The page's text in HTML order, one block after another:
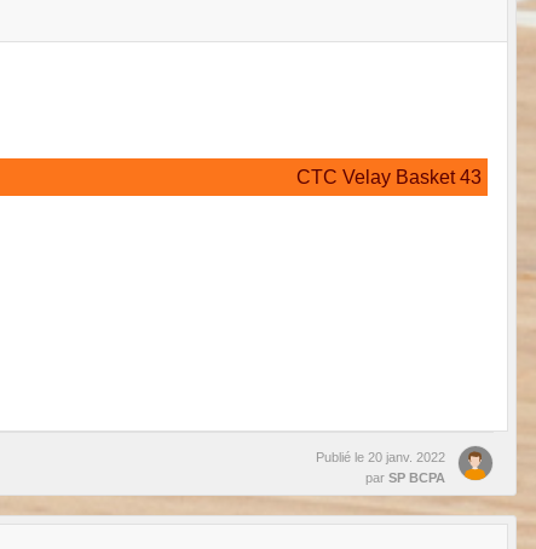
CTC Velay Basket 43
Publié le 20 janv. 2022
par SP BCPA